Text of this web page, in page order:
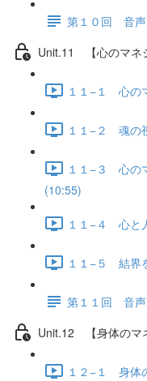
第１０回 音声
Unit.11 【心のマネ
１１−１ 心の
１１−２ 魂の
１１−３ 心の
(10:55)
１１−４ 心と
１１−５ 結界
第１１回 音声
Unit.12 【身体のマ
１２−１ 身体